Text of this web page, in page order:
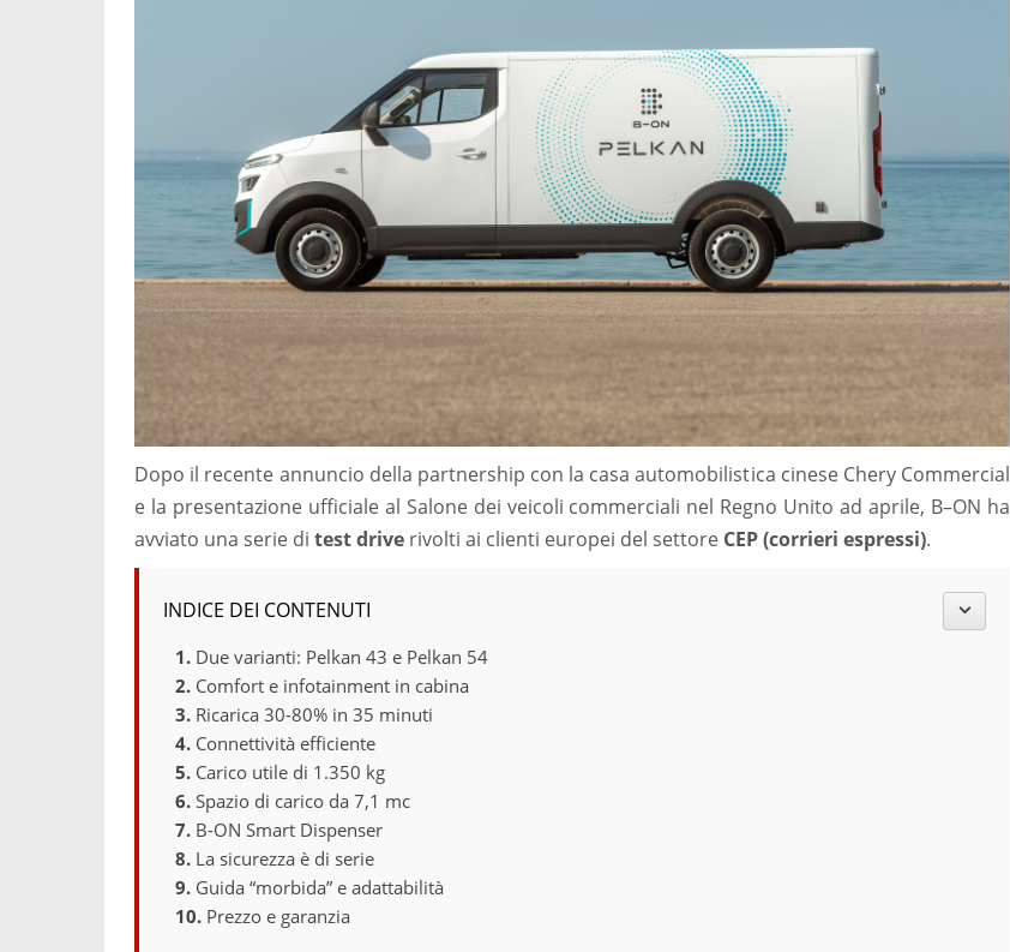
Dopo il recente annuncio della partnership con la casa automobilistica cinese Chery Commercial
e la presentazione ufficiale al Salone dei veicoli commerciali nel Regno Unito ad aprile, B–ON ha
avviato una serie di test drive rivolti ai clienti europei del settore CEP (corrieri espressi).
INDICE DEI CONTENUTI
Due varianti: Pelkan 43 e Pelkan 54
Comfort e infotainment in cabina
Ricarica 30-80% in 35 minuti
Connettività efficiente
Carico utile di 1.350 kg
Spazio di carico da 7,1 mc
B-ON Smart Dispenser
La sicurezza è di serie
Guida “morbida” e adattabilità
Prezzo e garanzia